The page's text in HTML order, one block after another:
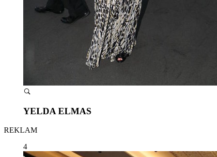
YELDA ELMAS
REKLAM
4